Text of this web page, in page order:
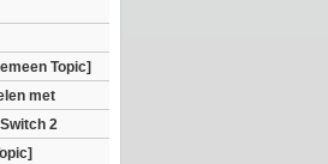
Topic]
met
2